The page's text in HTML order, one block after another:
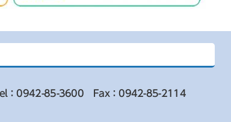
：0942-85-3600 Fax：0942-85-2114